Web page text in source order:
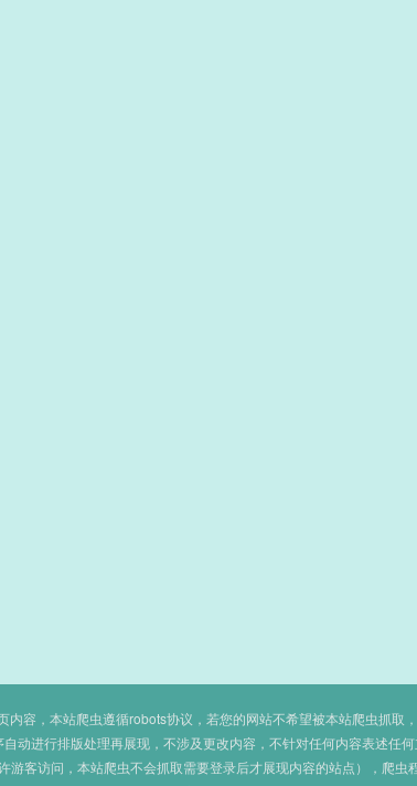
容，本站爬虫遵循robots协议，若您的网站不希望被本站爬虫抓取
动进行排版处理再展现，不涉及更改内容，不针对任何内容表述任何
客访问，本站爬虫不会抓取需要登录后才展现内容的站点），爬虫